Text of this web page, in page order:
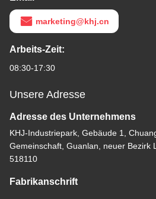
marketing@khj.cn
Arbeits-Zeit:
08:30-17:30
Unsere Adresse
Adresse des Unternehmens
KHJ-Industriepark, Gebäude 1,
Gemeinschaft, Guanlan, neuer Bezirk
518110
Fabrikanschrift